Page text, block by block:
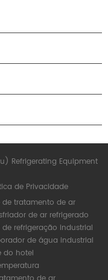
Refrigerating Equipment
de Privacidade
tratamento de ar
de ar refrigerado
de refrigeração industrial
de água industrial
do hotel